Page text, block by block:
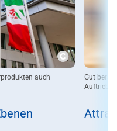
Copyright
auch
Gut
Auftrieb.